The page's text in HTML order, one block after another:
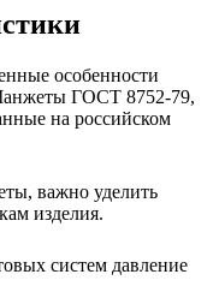
особенности
ГОСТ 8752-79,
на российском
важно уделить
изделия.
систем давление